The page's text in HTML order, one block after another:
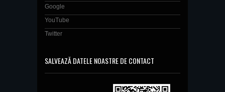
Google
YouTube
Twitter
SALVEAZĂ DATELE NOASTRE DE CONTACT